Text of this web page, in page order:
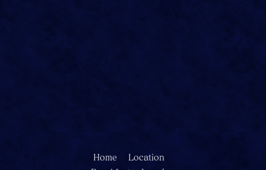
Home
Location